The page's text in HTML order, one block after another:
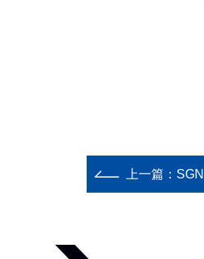
上一篇：